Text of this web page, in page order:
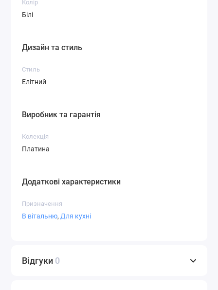
Колір
Білі
Дизайн та стиль
Стиль
Елітний
Виробник та гарантія
Колекція
Платина
Додаткові характеристики
Призначення
В вітальню, Для кухні
Відгуки 0